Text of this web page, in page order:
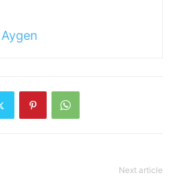
Aygen
Next article